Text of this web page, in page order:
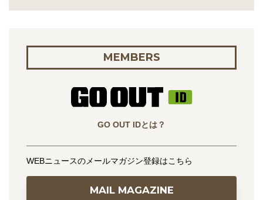
MEMBERS
GO OUT IDとは？
WEBニュースのメールマガジン登録はこちら
MAIL MAGAZINE